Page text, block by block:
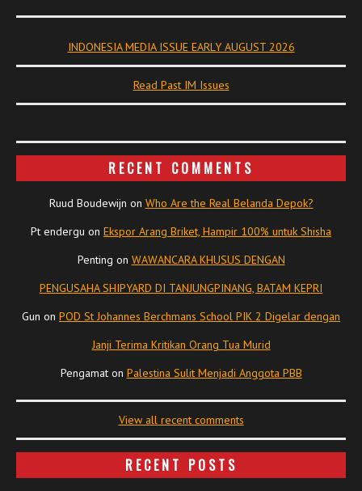
INDONESIA MEDIA ISSUE EARLY AUGUST 2026
Read Past IM Issues
RECENT COMMENTS
Ruud Boudewijn on Who Are the Real Belanda Depok?
Pt endergu on Ekspor Arang Briket, Hampir 100% untuk Shisha
Penting on WAWANCARA KHUSUS DENGAN
PENGUSAHA SHIPYARD DI TANJUNGPINANG, BATAM KEPRI
Gun on POD St Johannes Berchmans School PIK 2 Digelar dengan
Janji Terima Kritikan Orang Tua Murid
Pengamaton Palestina Sulit Menjadi Anggota PBB
View all recent comments
RECENT POSTS